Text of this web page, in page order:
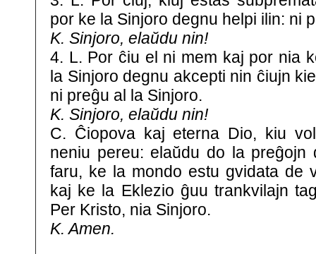
por ke la Sinjoro degnu helpi ilin: ni
K. Sinjoro, elaŭdu nin!
4. L. Por ĉiu el ni mem kaj por nia
la Sinjoro degnu akcepti nin ĉiujn
ni preĝu al la Sinjoro.
K. Sinjoro, elaŭdu nin!
C. Ĉiopova kaj eterna Dio, kiu
neniu pereu: elaŭdu do la preĝojn
faru, ke la mondo estu gvidata de
kaj ke la Eklezio ĝuu trankvilajn
Per Kristo, nia Sinjoro.
K. Amen.